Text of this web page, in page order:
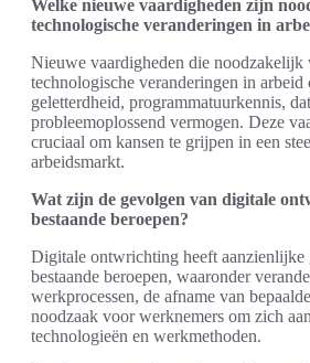
Welke nieuwe vaardigheden zijn
technologische veranderingen in
Nieuwe vaardigheden die noodzakelijk
technologische veranderingen in arbeid
geletterdheid, programmatuurkennis,
probleemoplossend vermogen. Deze
cruciaal om kansen te grijpen in een
arbeidsmarkt.
Wat zijn de gevolgen van digitale
bestaande beroepen?
Digitale ontwrichting heeft aanzienlijke
bestaande beroepen, waaronder
werkprocessen, de afname van
noodzaak voor werknemers om zich
technologieën en werkmethoden.